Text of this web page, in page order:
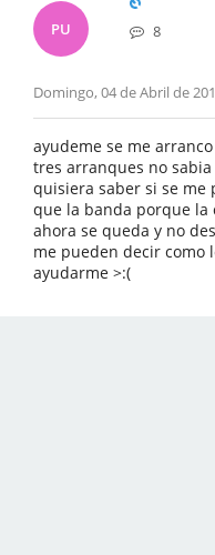
PU 8
Domingo, 04 de Abril de
ayudeme se me
tres arranques no
quisiera saber si se me
que la banda porque
ahora se queda y no
me pueden decir como
ayudarme >:(